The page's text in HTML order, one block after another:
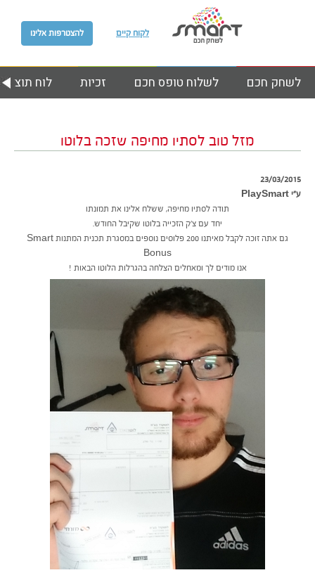
להצטרפות אלינו לקוח קיים
לוח זכיות לשלוח טופס חכם לשחק חכם
מזל טוב לסתיו מחיפה שזכה בלוטו
23/03/2015
ע״י PlaySmart
תודה לסתיו מחיפה, ששלח אלינו את תמונתו
יחד עם צ’ק הזכייה בלוטו שקיבל החודש.
גם אתה זוכה לקבל מאיתנו 200 פלוסים נוספים במסגרת תכנית המתנות Smart
Bonus
אנו מודים לך ומאחלים הצלחה בהגרלות הלוטו הבאות !